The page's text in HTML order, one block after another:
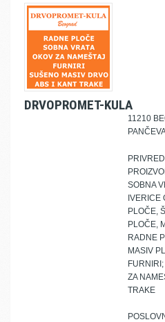
DRVOPROMET-KULA
11210
SOBNA
IVERICE
PLOČE,
PLOČE,
RADNE
MASIV
ZA
TRAKE